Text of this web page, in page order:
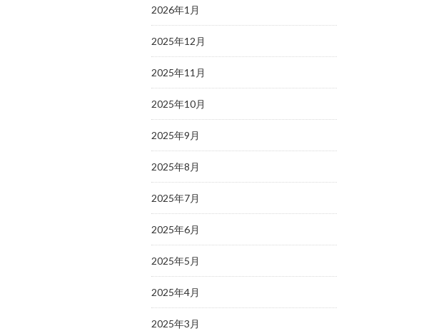
2026年1月
2025年12月
2025年11月
2025年10月
2025年9月
2025年8月
2025年7月
2025年6月
2025年5月
2025年4月
2025年3月